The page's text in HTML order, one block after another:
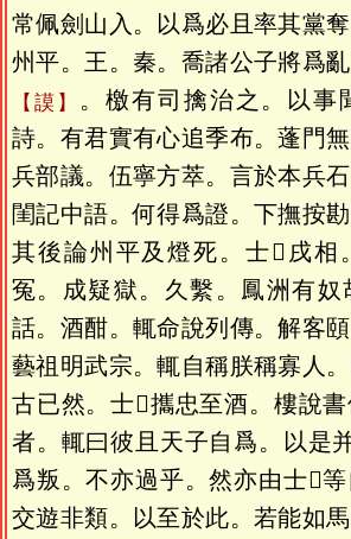
常佩劍山入。以爲必且率其黨
州平。王。秦。喬諸公子將爲
謨
。檄有司擒治之。以事
詩。有君實有心追季布。蓬門
兵部議。伍寧方萃。言於本兵
閨記中語。何得爲證。下撫按勘
其後論州平及燈死。士𩥶戌相
冤。成疑獄。久繫。鳳洲有奴
話。酒酣。輒命說列傳。解客
藝祖明武宗。輒自稱朕稱寡人
古已然。士𩥶攜忠至酒。樓說
者。輒曰彼且天子自爲。以是
爲叛。不亦過乎。然亦由士𩥶等
交遊非類。以至於此。若能如